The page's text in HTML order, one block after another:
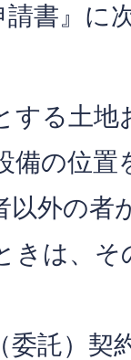
請書』に
する土
備の位置
以外の者
きは、そ
委託）契